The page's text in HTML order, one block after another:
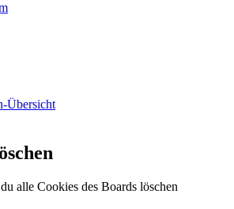
Übersicht
alle Cookies des Boards löschen